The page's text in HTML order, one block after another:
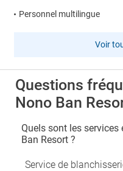
Personnel multilingue
Voir
Questions
Nono Ban
Quels sont les
Ban Resort ?
Service de